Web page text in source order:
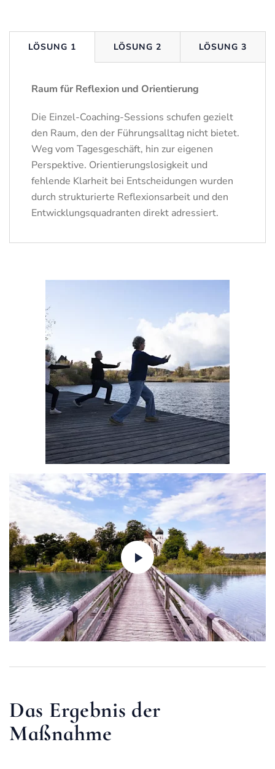
LÖSUNG 1 LÖSUNG 2 LÖSUNG 3
Raum für Reflexion und Orientierung
Die Einzel-Coaching-Sessions schufen gezielt
den Raum, den der Führungsalltag nicht bietet.
Weg vom Tagesgeschäft, hin zur eigenen
Perspektive. Orientierungslosigkeit und
fehlende Klarheit bei Entscheidungen wurden
durch strukturierte Reflexionsarbeit und den
Entwicklungsquadranten direkt adressiert.
Das Ergebnis der
Maßnahme